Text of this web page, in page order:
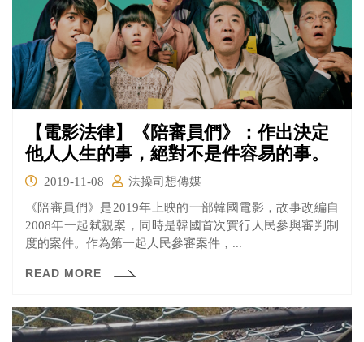
【電影法律】《陪審員們》：作出決定
他人人生的事，絕對不是件容易的事。
2019-11-08
法操司想傳媒
《陪審員們》是2019年上映的一部韓國電影，故事改編自
2008年一起弒親案，同時是韓國首次實行人民參與審判制
度的案件。作為第一起人民參審案件，...
READ MORE